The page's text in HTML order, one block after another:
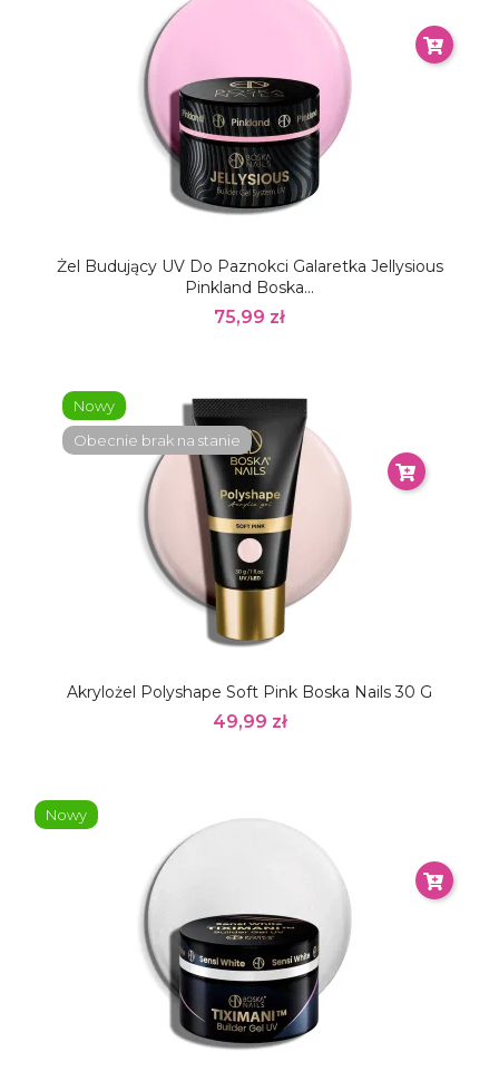
Żel Budujący UV Do Paznokci Galaretka Jellysious
Pinkland Boska...
75,99 zł
Akrylożel Polyshape Soft Pink Boska Nails 30 G
49,99 zł
Nowy
Obecnie brak na stanie
Nowy